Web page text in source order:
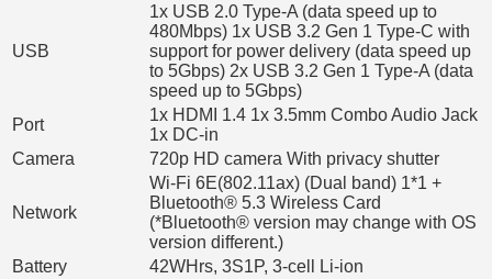
USB
1x USB 2.0 Type-A (data speed up to
480Mbps) 1x USB 3.2 Gen 1 Type-C with
support for power delivery (data speed up
to 5Gbps) 2x USB 3.2 Gen 1 Type-A (data
speed up to 5Gbps)
Port
1x HDMI 1.4 1x 3.5mm Combo Audio Jack
1x DC-in
Camera
720p HD camera With privacy shutter
Network
Wi-Fi 6E(802.11ax) (Dual band) 1*1 +
Bluetooth® 5.3 Wireless Card
(*Bluetooth® version may change with OS
version different.)
Battery
42WHrs, 3S1P, 3-cell Li-ion